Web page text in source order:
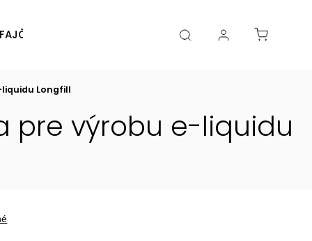
DOPLNKY Značky
Longfill
pre výrobu e-liquidu